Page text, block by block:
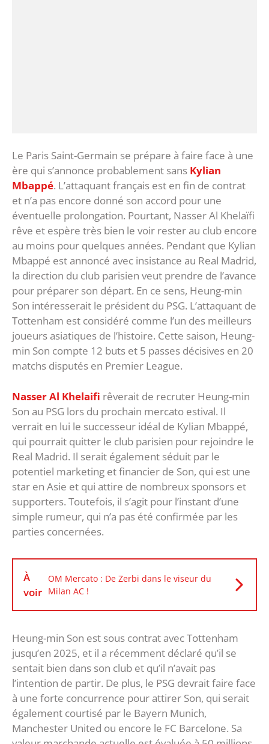
Le Paris Saint-Germain se prépare à faire face à une
ère qui s’annonce probablement sans Kylian
Mbappé. L’attaquant français est en fin de contrat
et n’a pas encore donné son accord pour une
éventuelle prolongation. Pourtant, Nasser Al Khelaïfi
rêve et espère très bien le voir rester au club encore
au moins pour quelques années. Pendant que Kylian
Mbappé est annoncé avec insistance au Real Madrid,
la direction du club parisien veut prendre de l’avance
pour préparer son départ. En ce sens, Heung-min
Son intéresserait le président du PSG. L’attaquant de
Tottenham est considéré comme l’un des meilleurs
joueurs asiatiques de l’histoire. Cette saison, Heung-
min Son compte 12 buts et 5 passes décisives en 20
matchs disputés en Premier League.
Nasser Al Khelaifi rêverait de recruter Heung-min
Son au PSG lors du prochain mercato estival. Il
verrait en lui le successeur idéal de Kylian Mbappé,
qui pourrait quitter le club parisien pour rejoindre le
Real Madrid. Il serait également séduit par le
potentiel marketing et financier de Son, qui est une
star en Asie et qui attire de nombreux sponsors et
supporters. Toutefois, il s’agit pour l’instant d’une
simple rumeur, qui n’a pas été confirmée par les
parties concernées.
À
voir
OM Mercato : De Zerbi dans le viseur du
Milan AC !
Heung-min Son est sous contrat avec Tottenham
jusqu’en 2025, et il a récemment déclaré qu’il se
sentait bien dans son club et qu’il n’avait pas
l’intention de partir. De plus, le PSG devrait faire face
à une forte concurrence pour attirer Son, qui serait
également courtisé par le Bayern Munich,
Manchester United ou encore le FC Barcelone. Sa